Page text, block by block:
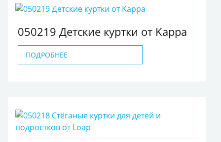
050219 Детские куртки от Kappa
ПОДРОБНЕЕ